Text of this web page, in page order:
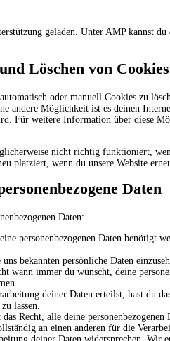
geladen. Unter AMP kannst
Löschen von Cookies
oder manuell Cookies zu
andere Möglichkeit ist es deinen
Für weitere Information über diese
nicht richtig funktioniert,
platziert, wenn du unsere Website
Daten
Daten:
personenbezogenen Daten benötigt
bekannten persönliche Daten
wann immer du wünscht, deine
deiner Daten erteilst, hast du
lassen.
Recht, alle deine
an einen anderen für die